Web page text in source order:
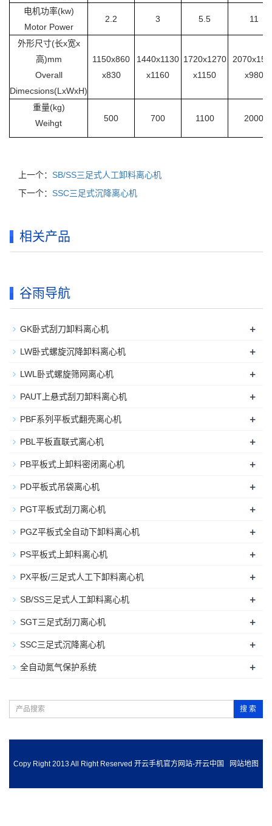
电机功率(kw)
Motor Power
2.2 3 5.5 11
外形尺寸(长x宽x
高)mm
Overall
Dimecsions(LxWxH)
1150x860
x830
1440x1130
x1160
1720x1270
x1150
x980
重量(kg)
Weihgt
500 700 1100 2000
上一个： SB/SS三足式人工卸料离心机
下一个： SSC三足式沉降离心机
相关产品
谷雨导航
GK卧式刮刀卸料离心机 +
LW卧式螺旋沉降卸料离心机 +
LWL卧式螺旋筛网离心机 +
PAUT上悬式刮刀卸料离心机 +
PBF系列平板式翻壳离心机 +
PBL平板直联式离心机 +
PB平板式上卸料密闭离心机 +
PD平板式吊袋离心机 +
PGT平板式刮刀离心机 +
PGZ平板式全自动下卸料离心机 +
PS平板式上卸料离心机 +
PX平板/三足式人工下卸料离心机 +
SB/SS三足式人工卸料离心机 +
SGT三足式刮刀离心机 +
SSC三足式沉降离心机 +
全自动氮气保护系统 +
搜 索
Copy Right 2013 All Right Reserved 开云手机官方网站-开云中国 网站地图